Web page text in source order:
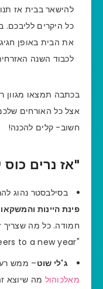
להישאר בבית אז
כל היקרים
את הבית באופן
לכבוד השנה
בכתבה תמצאו מגוון
אצל כל האורחים
חשוב- קלים להכנה!
"אז נרים כוס
בסילבסטר נהוג
פינת היינות
חמודה. כל מה שצריך
"cheers to a new year".
ג'לי שוט– ממש
מאלכוהול מה שיוצא